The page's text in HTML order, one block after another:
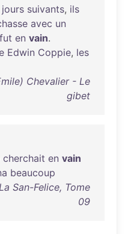
jours suivants, ils
avec un
fut en vain.
Edwin Coppie, les
Chevalier - Le
gibet
cherchait en vain
beaucoup
San-Felice, Tome
09